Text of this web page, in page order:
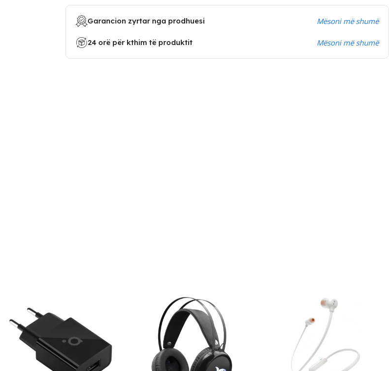
Garancion zyrtar nga prodhuesi Mësoni më shumë
24 orë për kthim të produktit Mësoni më shumë